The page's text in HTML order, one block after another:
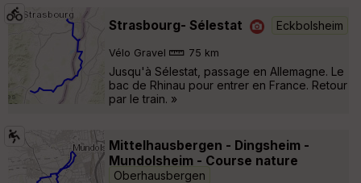
Strasbourg- Sélestat Eckbolsheim
Vélo Gravel 75 km
Jusqu'à Sélestat, passage en Allemagne. Le
bac de Rhinau pour entrer en France. Retour
par le train. »
Mittelhausbergen - Dingsheim -
Mundolsheim - Course nature
Oberhausbergen